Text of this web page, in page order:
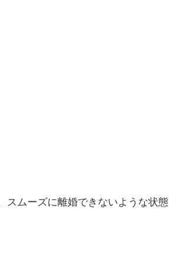
ムーズに離婚できないような状